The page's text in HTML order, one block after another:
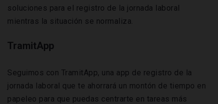
soluciones para el registro de la jornada laboral
mientras la situación se normaliza.
TramitApp
Seguimos con TramitApp, una app de registro de la
jornada laboral que te ahorrará un montón de tiempo en
papeleo para que puedas centrarte en tareas más